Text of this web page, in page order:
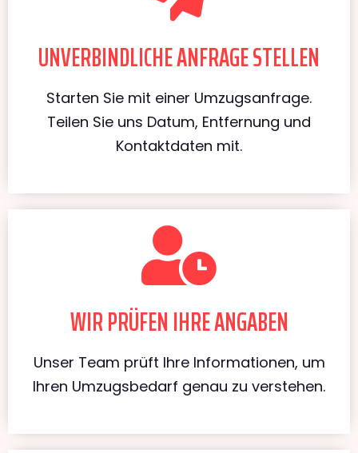
UNVERBINDLICHE ANFRAGE STELLEN
Starten Sie mit einer Umzugsanfrage.
Teilen Sie uns Datum, Entfernung und
Kontaktdaten mit.
WIR PRÜFEN IHRE ANGABEN
Unser Team prüft Ihre Informationen, um
Ihren Umzugsbedarf genau zu verstehen.